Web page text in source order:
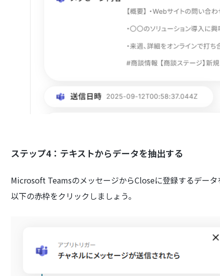
ステップ4：テキストからデータを抽出する
Microsoft TeamsのメッセージからCloseに登録するデー
以下の赤枠をクリックしましょう。